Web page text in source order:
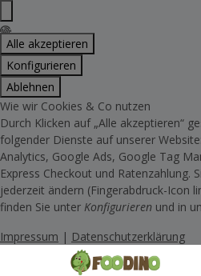
Alle akzeptieren
Konfigurieren
Ablehnen
Wie wir Cookies & Co nutzen
Durch Klicken auf „Alle akzeptieren“
folgender Dienste auf unserer
Analytics, Google Ads, Google Tag
Express Checkout und Ratenzahlung.
jederzeit ändern (Fingerabdruck-Icon
finden Sie unter Konfigurieren und in
Impressum | Datenschutzerklärung